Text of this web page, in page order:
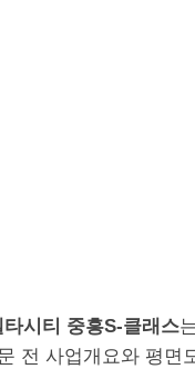
타시티 중흥S-클래스
전 사업개요와 평